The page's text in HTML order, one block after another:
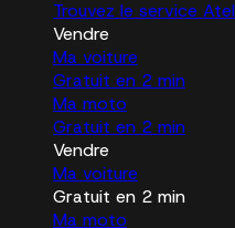
Trouvez le service
Vendre
Ma voiture
Gratuit en 2 min
Ma moto
Gratuit en 2 min
Vendre
Ma voiture
Gratuit en 2 min
Ma moto